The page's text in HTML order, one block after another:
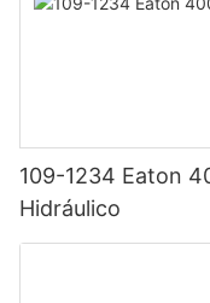
109-1234 Eaton
Hidráulico